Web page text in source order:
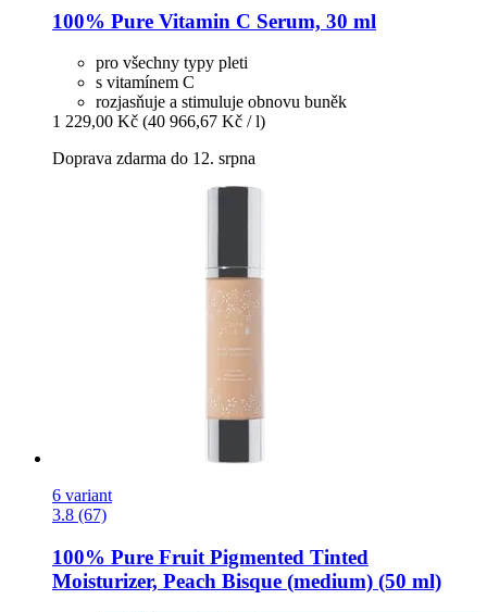
100% Pure Vitamin C Serum, 30 ml
pro všechny typy pleti
s vitamínem C
rozjasňuje a stimuluje obnovu buněk
1 229,00 Kč (40 966,67 Kč / l)
Doprava zdarma do 12. srpna
6 variant
3.8 (67)
100% Pure Fruit Pigmented Tinted
Moisturizer, Peach Bisque (medium) (50 ml)